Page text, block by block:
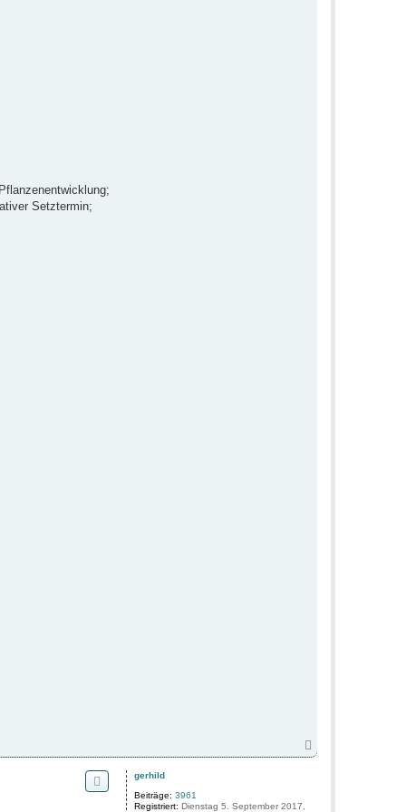
Setztermin;
a
gerhild
Beiträge: 3961
Registriert: Dienstag 5. September 2017,